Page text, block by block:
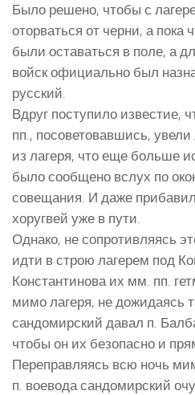
Было решено, чтобы с
оторваться от черни, а пока
были оставаться в поле, а
войск официально был
русский.
Вдруг поступило известие,
пп., посоветовавшись,
из лагеря, что еще больше
было сообщено вслух по
совещания. И даже
хоругвей уже в пути.
Однако, не сопротивляясь
идти в строю лагерем под
Константинова их мм. пп.
мимо лагеря, не дожидаясь
сандомирский давал п.
чтобы он их безопасно и
Переправляясь всю ночь
п. воевода сандомирский